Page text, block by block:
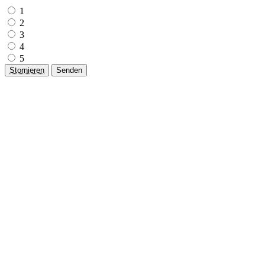
1
2
3
4
5
Stornieren Senden